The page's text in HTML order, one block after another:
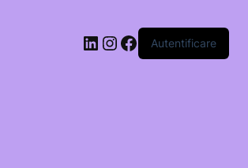
LinkedIn
Instagram
Facebook
Autentificare